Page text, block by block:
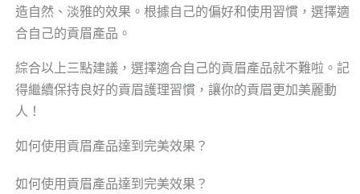
造自然、淡雅的效果。根據自己的偏好和使用習慣，選擇適
合自己的貢眉產品。
綜合以上三點建議，選擇適合自己的貢眉產品就不難啦。記
得繼續保持良好的貢眉護理習慣，讓你的貢眉更加美麗動
人！
如何使用貢眉產品達到完美效果？
如何使用貢眉產品達到完美效果？